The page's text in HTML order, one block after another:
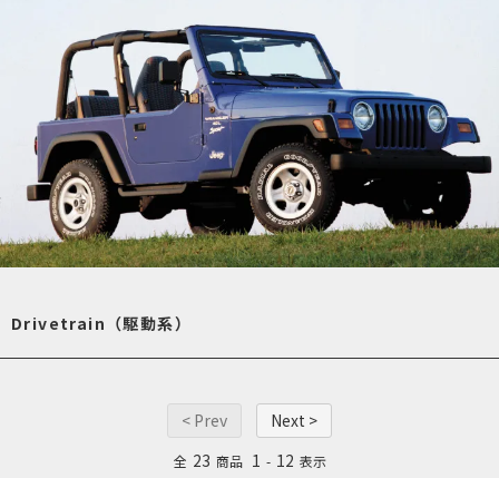
Drivetrain（駆動系）
< Prev Next >
全 23 商品 1 - 12 表示